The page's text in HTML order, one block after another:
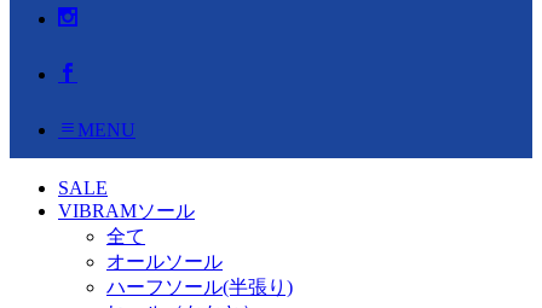
MENU
SALE
VIBRAMソール
全て
オールソール
ハーフソール(半張り)